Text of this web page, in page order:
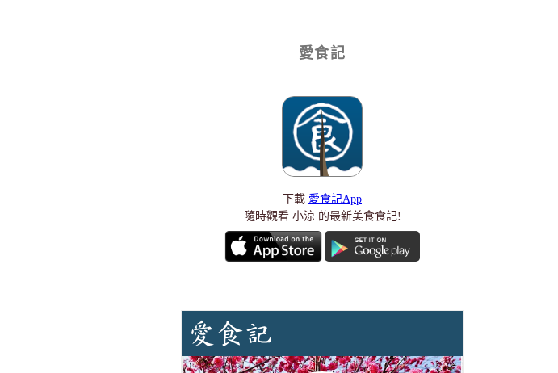
愛食記
下載 愛食記App
隨時觀看 小涼 的最新美食食記!